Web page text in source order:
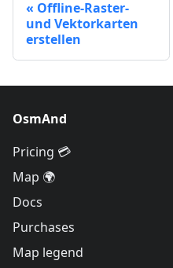
Offline-Raster-
und Vektorkarten
erstellen
OsmAnd
Pricing 💳
Map 🌍
Docs
Purchases
Map legend